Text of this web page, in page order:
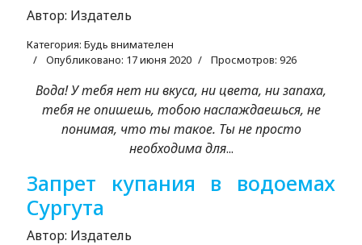
Автор: Издатель
Категория: Будь внимателен
Опубликовано: 17 июня 2020
Просмотров: 926
Вода! У тебя нет ни вкуса, ни цвета, ни запаха,
тебя не опишешь, тобою наслаждаешься, не
понимая, что ты такое. Ты не просто
необходима для...
Запрет купания в водоемах
Сургута
Автор: Издатель